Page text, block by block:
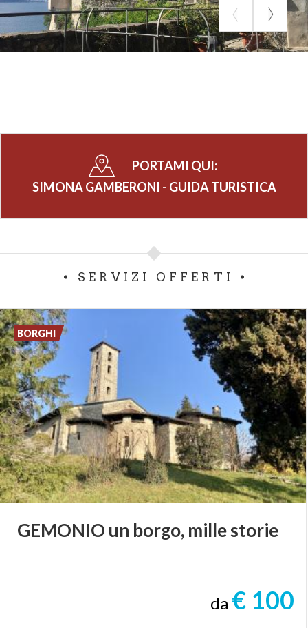
PORTAMI QUI:
SIMONA GAMBERONI - GUIDA TURISTICA
SERVIZI OFFERTI
GEMONIO un borgo, millestorie
da € 100
BORGHI